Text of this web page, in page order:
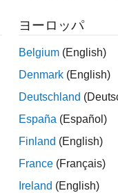
ヨーロッパ
Belgium (English)
Denmark (English)
Deutschland
España (Español)
Finland (English)
France (Français)
Ireland (English)